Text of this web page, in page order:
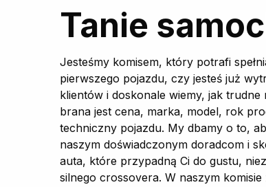
Tanie
Jesteśmy komisem, który potrafi
pierwszego pojazdu, czy jesteś już
klientów i doskonale wiemy, jak
brana jest cena, marka, model, rok
techniczny pojazdu. My dbamy o to,
naszym doświadczonym doradcom i
auta, które przypadną Ci do gustu,
silnego crossovera. W naszym